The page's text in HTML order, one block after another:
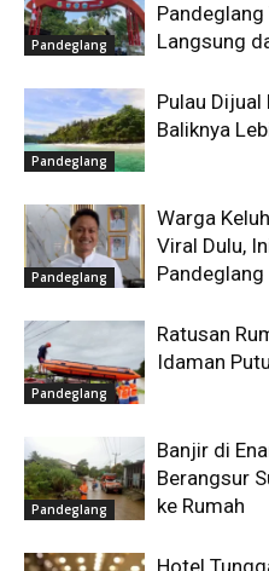
Pandeglang
Pandeglang
Langsung
Pandeglang
Pulau Dijual
Baliknya
Pandeglang
Warga
Viral Dulu,
Pandeglang
Pandeglang
Ratusan
Idaman
Pandeglang
Banjir di
Berangsur
ke Rumah